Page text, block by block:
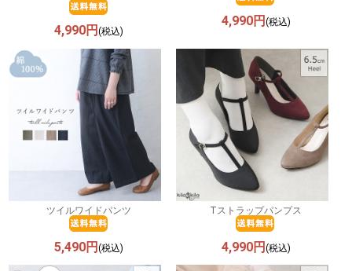
4,990円(税込)
4,990円 (税込)
ツイルワイドパンツ
5,490円(税込)
Tストラップパンプス
4,990円 (税込)